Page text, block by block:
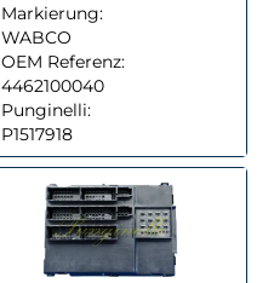
Markierung:
WABCO
OEM Referenz:
4462100040
Punginelli:
P1517918